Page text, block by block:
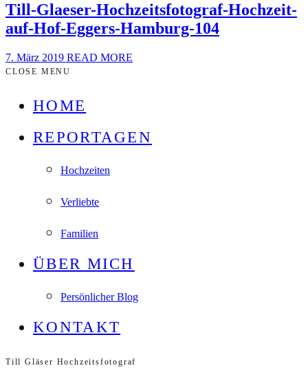
Till-Glaeser-Hochzeitsfotograf-Hochzeit-
auf-Hof-Eggers-Hamburg-104
7. März 2019 READ MORE
CLOSE MENU
HOME
REPORTAGEN
Hochzeiten
Verliebte
Familien
ÜBER MICH
Persönlicher Blog
KONTAKT
Till Gläser Hochzeitsfotograf